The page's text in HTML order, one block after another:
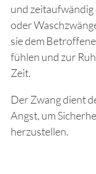
und
oder
sie dem
fühlen und zur
Zeit.
Der Zwang dient
Angst, um
herzustellen.